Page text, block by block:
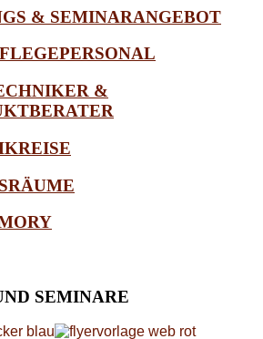
& SEMINARANGEBOT
&
SEMINARE